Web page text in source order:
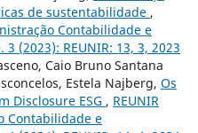
de sustentabilidade ,
Contabilidade e
(2023): REUNIR: 13, 3, 2023
Caio Bruno Santana
Estela Najberg, Os
Disclosure ESG , REUNIR
Contabilidade e